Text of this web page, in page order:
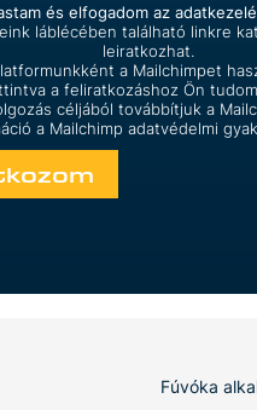
és elfogadom az
láblécében található linkre
leiratkozhat.
a Mailchimpet
a feliratkozáshoz Ön
céljából továbbítjuk a
a Mailchimp adatvédelmi
Fúvóka